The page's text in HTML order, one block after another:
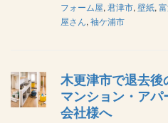
フォーム屋, 君津市, 壁紙,
屋さん, 袖ケ浦市
木更津市で退去後
マンション・ア
会社様へ